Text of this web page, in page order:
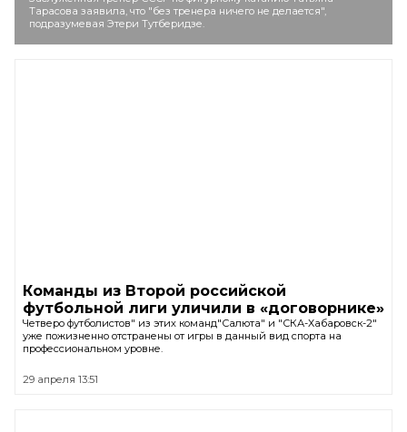
Тарасова заявила, что "без тренера ничего не делается",
подразумевая Этери Тутберидзе.
Команды из Второй российской
футбольной лиги уличили в «договорнике»
Четверо футболистов" из этих команд"Салюта" и "СКА-Хабаровск-2"
уже пожизненно отстранены от игры в данный вид спорта на
профессиональном уровне.
29 апреля 13:51